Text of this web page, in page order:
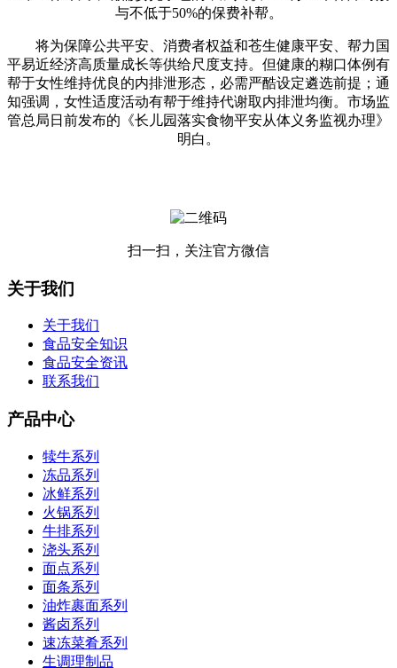
与不低于50%的保费补帮。
将为保障公共平安、消费者权益和苍生健康平安、帮力国
平易近经济高质量成长等供给尺度支持。但健康的糊口体例有
帮于女性维持优良的内排泄形态，必需严酷设定遴选前提；通
知强调，女性适度活动有帮于维持代谢取内排泄均衡。市场监
管总局日前发布的《长儿园落实食物平安从体义务监视办理》
明白。
扫一扫，关注官方微信
关于我们
关于我们
食品安全知识
食品安全资讯
联系我们
产品中心
犊牛系列
冻品系列
冰鲜系列
火锅系列
牛排系列
浇头系列
面点系列
面条系列
油炸裹面系列
酱卤系列
速冻菜肴系列
生调理制品